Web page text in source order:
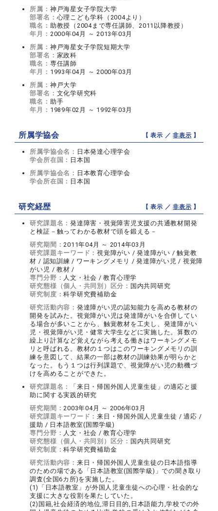
所属： 神戸海星女子学院大学
部署名： 心理こども学科（2004より）
職名： 助教授（2004まで専任講師、2011以降教授）
年月： 2000年04月 ～ 2013年03月
所属： 神戸海星女子学院短期大学
部署名： 家政科
職名： 専任講師
年月： 1993年04月 ～ 2000年03月
所属： 神戸大学
部署名： 文化学研究科
職名： 助手
年月： 1989年02月 ～ 1992年03月
所属学協会 【 表示 ／非表示 】
所属学協会名： 日本発達心理学会
学会所在国： 日本国
所属学協会名： 日本教育心理学会
学会所在国： 日本国
研究経歴 【 表示 ／非表示 】
研究課題名：発達障害・視覚障害児支援の共通教材開発
と検証－触ってわかる教材で頭を鍛える－
研究期間：2011年04月 ～ 2014年03月
研究課題キーワード：視覚障がい / 発達障がい / 触覚教
材 / 認知訓練 / ワーキングメモリ / 発達障がい児 / 視覚障
がい児 / 教材 /
専門分野： 人文・社会 / 教育心理学
研究態様（個人・共同別）区分： 国内共同研究
研究制度：科学研究費補助金
研究活動内容： 発達障がい児の認知能力を高める教材の
開発を試みた。視覚障がい児は発達障がいを合併してい
る場合が多いことから、触覚教材を工夫し、発達障がい
児・視覚障がい児・健常大学生などに実施した。算数の
繰上り計算など覚えながら考える働きはワーキングメモ
リと呼ばれる。教材の１つはこのワーキングメモリの訓
練を意図して、結果の一部は教材の訓練効果が明らかと
なった。もう１つは行列課題で、視覚障がい児の動機づ
けを高めることができた。
研究課題名：
「来日・帰国外国人児童生徒」の適応と援
助に関する実践的研究
研究期間：2003年04月 ～ 2006年03月
研究課題キーワード：来日・帰国外国人児童生徒 / 適応 /
援助 / 日本語教室(国際学級)
専門分野： 人文・社会 / 教育心理学
研究態様（個人・共同別）区分： 国内共同研究
研究制度：科学研究費補助金
研究活動内容： 来日・帰国外国人児童生徒の日本語指導
のための場である「日本語教室(国際学級)」での聞き取り
調査(全国6カ所)を実施した。
(1)「日本語教室」が外国人児童生徒への心理・社会的な
支援に大きな役割を果たしていた。
(2)国籍,社会経済的地位,滞日目的,日本語能力,学校での外